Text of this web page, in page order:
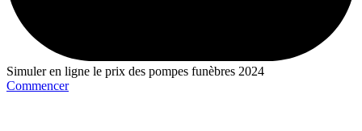
Simuler en ligne le prix des pompes funèbres 2024
Commencer